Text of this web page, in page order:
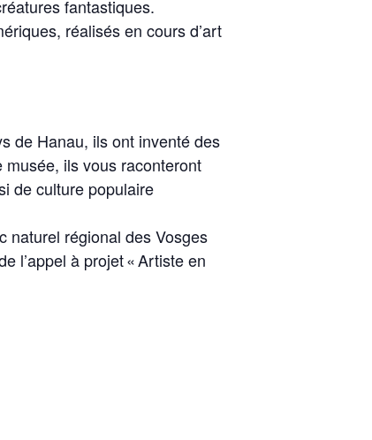
fantastiques.
réalisés en cours d’art
de Hanau, ils ont inventé des
ils vous raconteront
de culture populaire
naturel régional des Vosges
l’appel à projet « Artiste en